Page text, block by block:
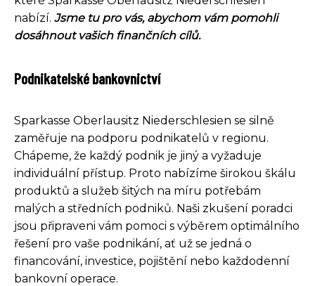
nabízí. Jsme tu pro vás, abychom vám pomohli
dosáhnout vašich finančních cílů.
Podnikatelské bankovnictví
Sparkasse Oberlausitz Niederschlesien se silně
zaměřuje na podporu podnikatelů v regionu.
Chápeme, že každý podnik je jiný a vyžaduje
individuální přístup. Proto nabízíme širokou škálu
produktů a služeb šitých na míru potřebám
malých a středních podniků. Naši zkušení poradci
jsou připraveni vám pomoci s výběrem optimálního
řešení pro vaše podnikání, ať už se jedná o
financování, investice, pojištění nebo každodenní
bankovní operace.